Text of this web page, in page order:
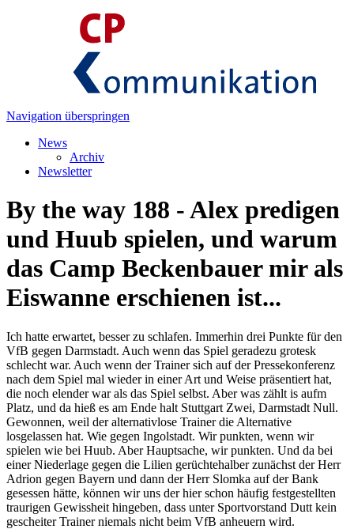
Navigation überspringen
News
Archiv
Newsletter
By the way 188 - Alex predigen
und Huub spielen, und warum
das Camp Beckenbauer mir als
Eiswanne erschienen ist...
Ich hatte erwartet, besser zu schlafen. Immerhin drei Punkte für den
VfB gegen Darmstadt. Auch wenn das Spiel geradezu grotesk
schlecht war. Auch wenn der Trainer sich auf der Pressekonferenz
nach dem Spiel mal wieder in einer Art und Weise präsentiert hat,
die noch elender war als das Spiel selbst. Aber was zählt is aufm
Platz, und da hieß es am Ende halt Stuttgart Zwei, Darmstadt Null.
Gewonnen, weil der alternativlose Trainer die Alternative
losgelassen hat. Wie gegen Ingolstadt. Wir punkten, wenn wir
spielen wie bei Huub. Aber Hauptsache, wir punkten. Und da bei
einer Niederlage gegen die Lilien gerüchtehalber zunächst der Herr
Adrion gegen Bayern und dann der Herr Slomka auf der Bank
gesessen hätte, können wir uns der hier schon häufig festgestellten
traurigen Gewissheit hingeben, dass unter Sportvorstand Dutt kein
gescheiter Trainer niemals nicht beim VfB anheuern wird.